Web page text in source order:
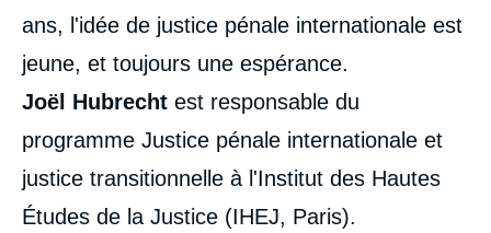
ans, l'idée de justice pénale internationale est
jeune, et toujours une espérance.
Joël Hubrecht est responsable du
programme Justice pénale internationale et
justice transitionnelle à l'Institut des Hautes
Études de la Justice (IHEJ, Paris).